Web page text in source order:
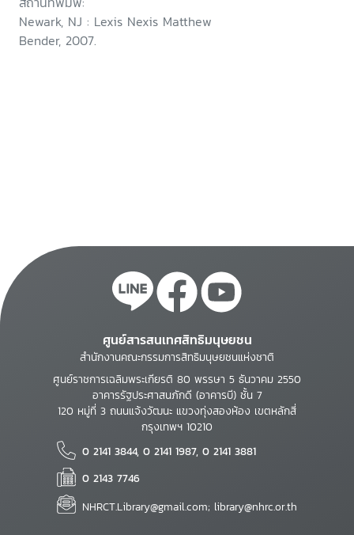
Newark, NJ : Lexis Nexis Matthew
Bender, 2007.
ศูนย์สารสนเทศสิทธิมนุษยชน
สำนักงานคณะกรรมการสิทธิมนุษยชนแห่งชาติ
ศูนย์ราชการเฉลิมพระเกียรติ 80 พรรษา 5 ธันวาคม 2550
อาคารรัฐประศาสนภักดี (อาคารบี) ชั้น 7
120 หมู่ที่ 3 ถนนแจ้งวัฒนะ แขวงทุ่งสองห้อง เขตหลักสี่
กรุงเทพฯ 10210
0 2141 3844, 0 2141 1987, 0 2141 3881
0 2143 7746
NHRCT.Library@gmail.com; library@nhrc.or.th